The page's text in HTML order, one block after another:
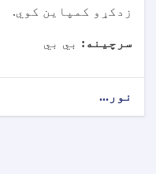
زدکړو کمپاین کوي.
سرچینه: بي بي
نور...